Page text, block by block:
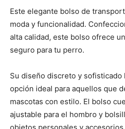
Este elegante bolso de
moda y funcionalidad.
alta calidad, este bolso ofrece
seguro para tu perro.
Su diseño discreto y
opción ideal para aquellos que
mascotas con estilo. El bolso
ajustable para el hombro y